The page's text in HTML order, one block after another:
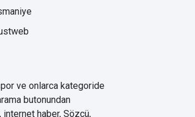
ve onlarca kategoride
butonundan
internet haber, Sözcü,